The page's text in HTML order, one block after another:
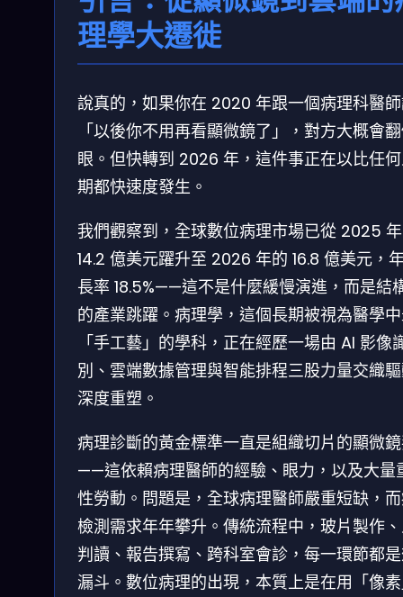
理學大遷徙
說真的，如果你在 2020 年跟一個病理科醫
「以後你不用再看顯微鏡了」，對方大概會
眼。但快轉到 2026 年，這件事正在以比任
期都快速度發生。
我們觀察到，全球數位病理市場已從 2025
14.2 億美元躍升至 2026 年的 16.8 億美元，
長率 18.5%——這不是什麼緩慢演進，而是結
的產業跳躍。病理學，這個長期被視為醫學
「手工藝」的學科，正在經歷一場由 AI 影像
別、雲端數據管理與智能排程三股力量交織
深度重塑。
病理診斷的黃金標準一直是組織切片的顯微
——這依賴病理醫師的經驗、眼力，以及大量
性勞動。問題是，全球病理醫師嚴重短缺，
檢測需求年年攀升。傳統流程中，玻片製作
判讀、報告撰寫、跨科室會診，每一環節都
漏斗。數位病理的出現，本質上是在用「像